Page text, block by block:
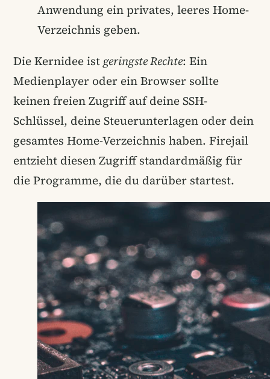
Anwendung ein privates, leeres Home-
Verzeichnis geben.
Die Kernidee ist geringste Rechte: Ein
Medienplayer oder ein Browser sollte
keinen freien Zugriff auf deine SSH-
Schlüssel, deine Steuerunterlagen oder dein
gesamtes Home-Verzeichnis haben. Firejail
entzieht diesen Zugriff standardmäßig für
die Programme, die du darüber startest.